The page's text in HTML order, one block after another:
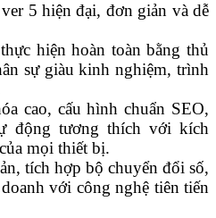
5 hiện đại, đơn giản và dễ
hiện hoàn toàn bằng thủ
sự giàu kinh nghiệm, trình
cao, cấu hình chuẩn SEO,
động tương thích với kích
mọi thiết bị.
tích hợp bộ chuyển đổi số,
với công nghệ tiên tiến